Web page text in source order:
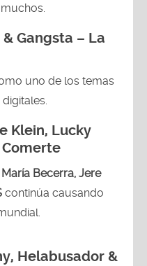
Gangsta – La
uno de los temas
Klein, Lucky
Comerte
María Becerra, Jere
continúa causando
Helabusador &